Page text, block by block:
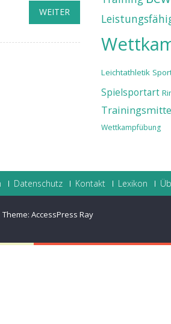
WEITER
Leichtathletik
Spielsportart
Wettkampfübung
Datenschutz Kontakt Lexikon
Theme: AccessPress Ray